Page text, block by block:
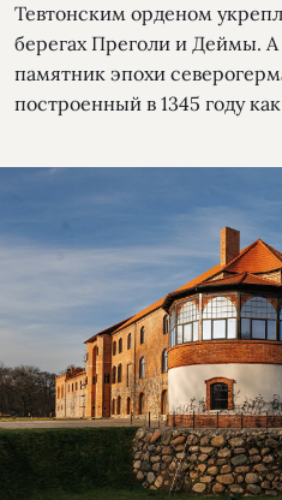
Тевтонским орденом
берегах Преголи и Деймы.
памятник эпохи
построенный в 1345 году